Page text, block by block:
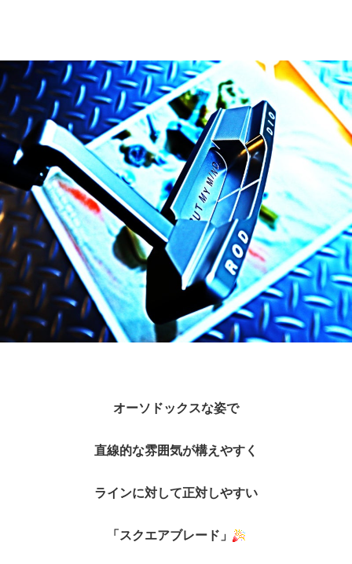
オーソドックスな姿で
直線的な雰囲気が構えやすく
ラインに対して正対しやすい
「スクエアブレード」